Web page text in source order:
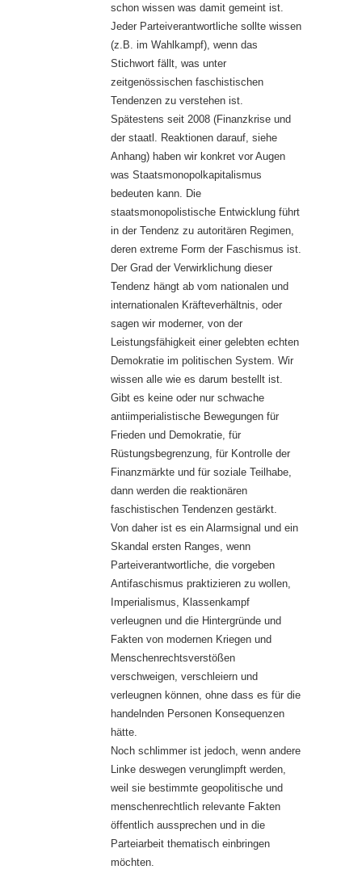
schon wissen was damit gemeint ist.
Jeder Parteiverantwortliche sollte wissen
(z.B. im Wahlkampf), wenn das
Stichwort fällt, was unter
zeitgenössischen faschistischen
Tendenzen zu verstehen ist.
Spätestens seit 2008 (Finanzkrise und
der staatl. Reaktionen darauf, siehe
Anhang) haben wir konkret vor Augen
was Staatsmonopolkapitalismus
bedeuten kann. Die
staatsmonopolistische Entwicklung führt
in der Tendenz zu autoritären Regimen,
deren extreme Form der Faschismus ist.
Der Grad der Verwirklichung dieser
Tendenz hängt ab vom nationalen und
internationalen Kräfteverhältnis, oder
sagen wir moderner, von der
Leistungsfähigkeit einer gelebten echten
Demokratie im politischen System. Wir
wissen alle wie es darum bestellt ist.
Gibt es keine oder nur schwache
antiimperialistische Bewegungen für
Frieden und Demokratie, für
Rüstungsbegrenzung, für Kontrolle der
Finanzmärkte und für soziale Teilhabe,
dann werden die reaktionären
faschistischen Tendenzen gestärkt.
Von daher ist es ein Alarmsignal und ein
Skandal ersten Ranges, wenn
Parteiverantwortliche, die vorgeben
Antifaschismus praktizieren zu wollen,
Imperialismus, Klassenkampf
verleugnen und die Hintergründe und
Fakten von modernen Kriegen und
Menschenrechtsverstößen
verschweigen, verschleiern und
verleugnen können, ohne dass es für die
handelnden Personen Konsequenzen
hätte.
Noch schlimmer ist jedoch, wenn andere
Linke deswegen verunglimpft werden,
weil sie bestimmte geopolitische und
menschenrechtlich relevante Fakten
öffentlich aussprechen und in die
Parteiarbeit thematisch einbringen
möchten.